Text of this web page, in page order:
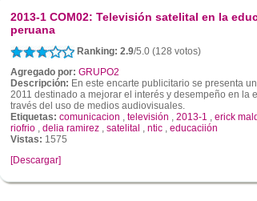
2013-1 COM02: Televisión satelital en la
peruana
Ranking: 2.9/5.0 (128 votos)
Agregado por: GRUPO2
Descripción: En este encarte publicitario se presenta
2011 destinado a mejorar el interés y desempeño en la
través del uso de medios audiovisuales.
Etiquetas: comunicacion , televisión , 2013-1 , erick
riofrio , delia ramirez , satelital , ntic , educaciión
Vistas: 1575
[Descargar]